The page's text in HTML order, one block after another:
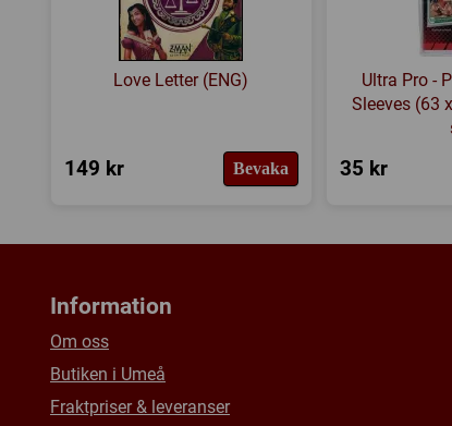
Love Letter (ENG)
149 kr Bevaka
Ultra Pro -
Sleeves (63
35 kr
Information
Om oss
Butiken i Umeå
Fraktpriser & leveranser